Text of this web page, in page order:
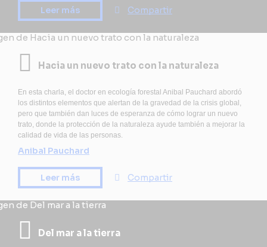
Leer más Compartir
Hacia un nuevo trato con la naturaleza
En esta charla, el doctor en ecología forestal Anibal Pauchard abordó
los distintos elementos que alertan de la gravedad de la crisis global,
pero que también dan luces de esperanza de cómo lograr un nuevo
trato, donde la protección de la naturaleza ayude también a mejorar la
calidad de vida de las personas.
Anibal Pauchard
Leer más Compartir
Del mar a la tierra